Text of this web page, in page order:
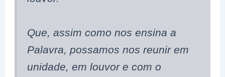
Que, assim como nos ensina a
Palavra, possamos nos reunir em
unidade, em louvor e com o